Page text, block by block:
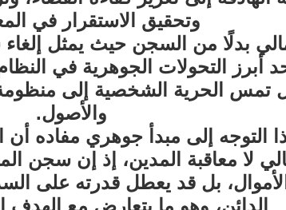
وتحقيق الاستقرار في
بدلًا من السجن حيث يمثل
أبرز التحولات الجوهرية في
تمس الحرية الشخصية إلى منظومة
والأصول.
التوجه إلى مبدأ جوهري مفاده أن
لا معاقبة المدين، إذ إن سجن
الأموال، بل قد يعطل قدرته على